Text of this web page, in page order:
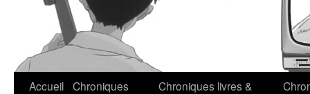
Accueil Chroniques
Chroniques livres &